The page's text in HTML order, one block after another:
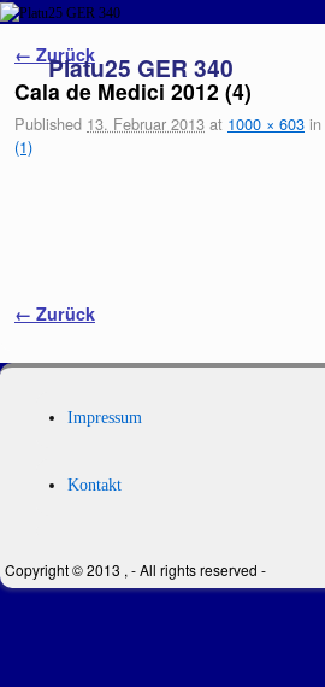
Platu25 GER 340
Bilder-Navigation
← Zurück
Cala de Medici 2012 (4)
Published 13. Februar 2013 at 1000 × 603 in
(1)
Bilder-Navigation
← Zurück
Impressum
Kontakt
Copyright © 2013 , - All rights reserved -